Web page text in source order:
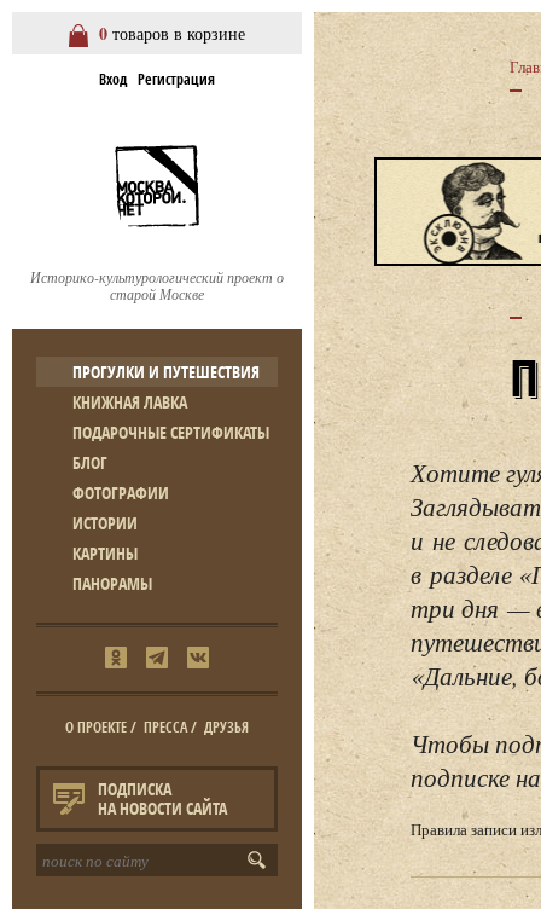
0 товаров в корзине
Вход Регистрация
Историко-культурологический проект о
старой Москве
ПРОГУЛКИ И ПУТЕШЕСТВИЯ
КНИЖНАЯ ЛАВКА
ПОДАРОЧНЫЕ СЕРТИФИКАТЫ
БЛОГ
ФОТОГРАФИИ
ИСТОРИИ
КАРТИНЫ
ПАНОРАМЫ
О ПРОЕКТЕ/ ПРЕССА/ ДРУЗЬЯ
ПОДПИСКА
НА НОВОСТИ САЙТА
Хотите
и не
в разделе
три дня —
«Дальние,
Чтобы
подписке
Правила записи